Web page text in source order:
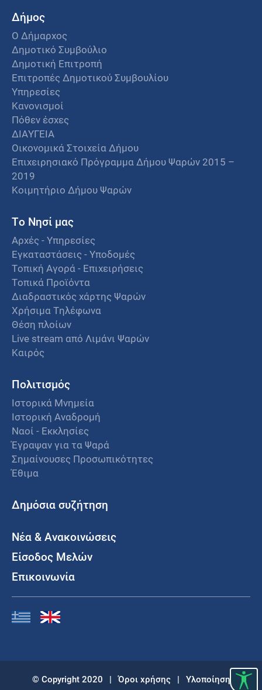
Δήμος
Ο Δήμαρχος
Δημοτικό Συμβούλιο
Δημοτική Επιτροπή
Επιτροπές Δημοτικού Συμβουλίου
Υπηρεσίες
Κανονισμοί
Πόθεν έσχες
ΔΙΑΥΓΕΙΑ
Οικονομικά Στοιχεία Δήμου
Επιχειρησιακό Πρόγραμμα Δήμου Ψαρών 2015 –
2019
Κοιμητήριο Δήμου Ψαρών
Το Νησί μας
Αρχές - Υπηρεσίες
Εγκαταστάσεις - Υποδομές
Τοπική Αγορά - Επιχειρήσεις
Τοπικά Προϊόντα
Διαδραστικός χάρτης Ψαρών
Χρήσιμα Τηλέφωνα
Θέση πλοίων
Live stream από Λιμάνι Ψαρών
Καιρός
Πολιτισμός
Ιστορικά Μνημεία
Ιστορική Αναδρομή
Ναοί - Εκκλησίες
Έγραψαν για τα Ψαρά
Σημαίνουσες Προσωπικότητες
Έθιμα
Δημόσια συζήτηση
Νέα & Ανακοινώσεις
Είσοδος Μελών
Επικοινωνία
© Copyright 2020 | Όροι χρήσης | Υλοποίηση